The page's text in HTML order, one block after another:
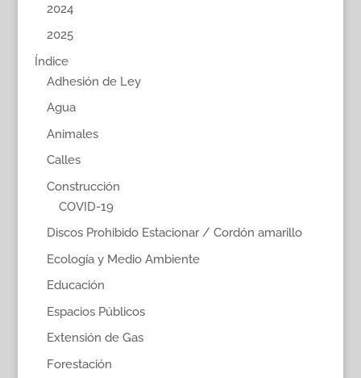
2024
2025
Índice
Adhesión de Ley
Agua
Animales
Calles
Construcción
COVID-19
Discos Prohibido Estacionar / Cordón amarillo
Ecología y Medio Ambiente
Educación
Espacios Públicos
Extensión de Gas
Forestación